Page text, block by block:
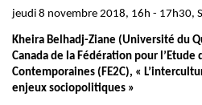
jeudi 8 novembre 2018, 16h - 17h30,
Kheira Belhadj-Ziane (Université du
Canada de la Fédération pour l’Etude
Contemporaines (FE2C), «
enjeux sociopolitiques »